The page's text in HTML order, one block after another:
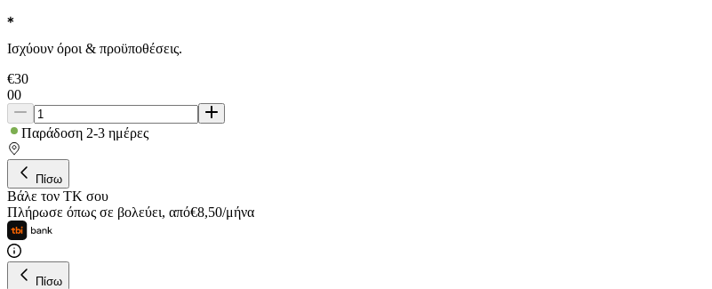
Ισχύουν όροι & προϋποθέσεις.
€30
00
Παράδοση 2-3 ημέρες
Πίσω
Βάλε τον ΤΚ σου
Πλήρωσε όπως σε βολεύει, από€8,50/μήνα
Πίσω